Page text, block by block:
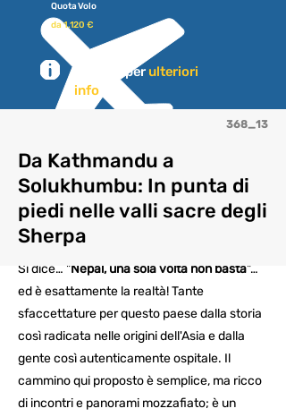
Quota Volo
da 1.120 €
Scrivici per ulteriori
info
Si dice… "Nepal, una sola volta non basta"…
ed è esattamente la realtà! Tante
sfaccettature per questo paese dalla storia
così radicata nelle origini dell'Asia e dalla
gente così autenticamente ospitale. Il
cammino qui proposto è semplice, ma ricco
di incontri e panorami mozzafiato; è un
368_13
Da Kathmandu a
Solukhumbu: In punta di
piedi nelle valli sacre degli
Sherpa